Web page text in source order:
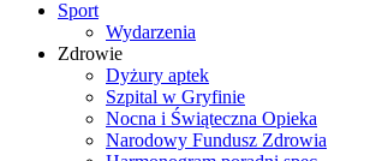
Sport
Wydarzenia
Zdrowie
Dyżury aptek
Szpital w Gryfinie
Nocna i Świąteczna Opieka
Narodowy Fundusz Zdrowia